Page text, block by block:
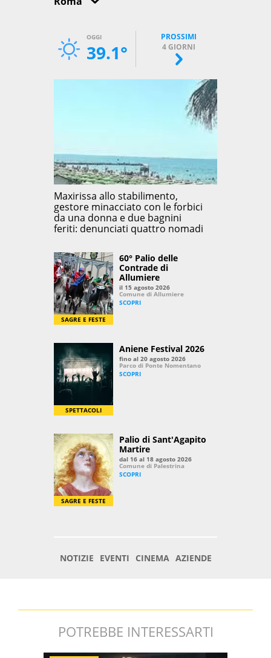
POTREBBE INTERESSARTI